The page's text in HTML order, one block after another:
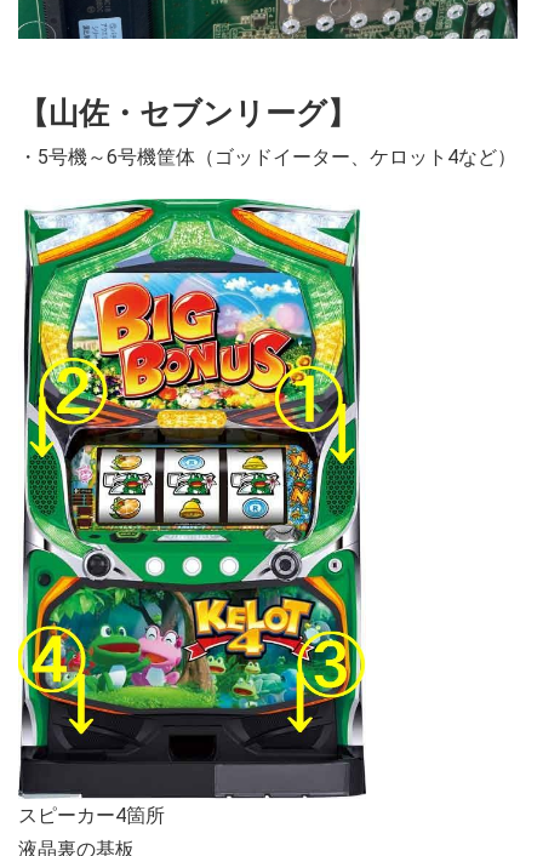
【山佐・セブンリーグ】
・5号機～6号機筐体（ゴッドイーター、ケロット4など）
スピーカー4箇所
液晶裏の基板